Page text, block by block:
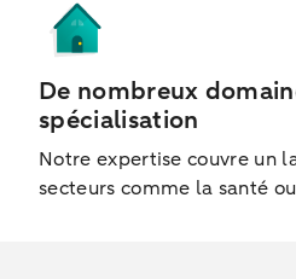
De nombreux
spécialisation
Notre expertise couvre un
secteurs comme la santé